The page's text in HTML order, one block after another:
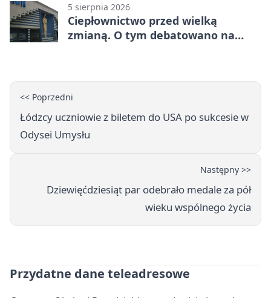
5 sierpnia 2026
Ciepłownictwo przed wielką
zmianą. O tym debatowano na
<< Poprzedni
Łódzcy uczniowie z biletem do USA po sukcesie w
Odysei Umysłu
Następny >>
Dziewięćdziesiąt par odebrało medale za pół
wieku wspólnego życia
Przydatne dane teleadresowe